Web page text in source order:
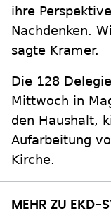
ihre
Nachdenken.
sagte Kramer.
Die 128
Mittwoch in
den Haushalt,
Aufarbeitung
Kirche.
MEHR ZU EKD-